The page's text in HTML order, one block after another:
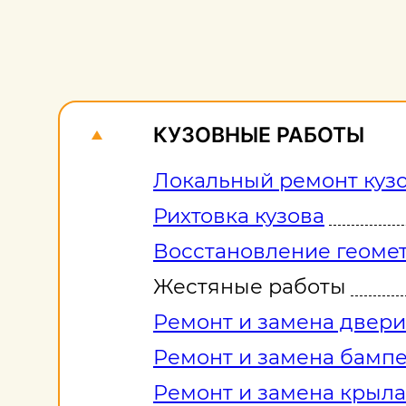
КУЗОВНЫЕ РАБОТЫ
Локальный ремонт
Рихтовка кузова
Восстановление
Жестяные работы
Ремонт и замена двери
Ремонт и замена
Ремонт и замена крыла